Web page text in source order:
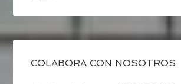
COLABORA CON NOSOTROS